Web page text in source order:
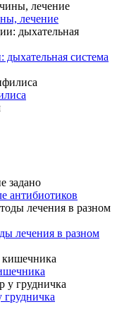
лечение
система
антибиотиков
лечения в разном
грудничка